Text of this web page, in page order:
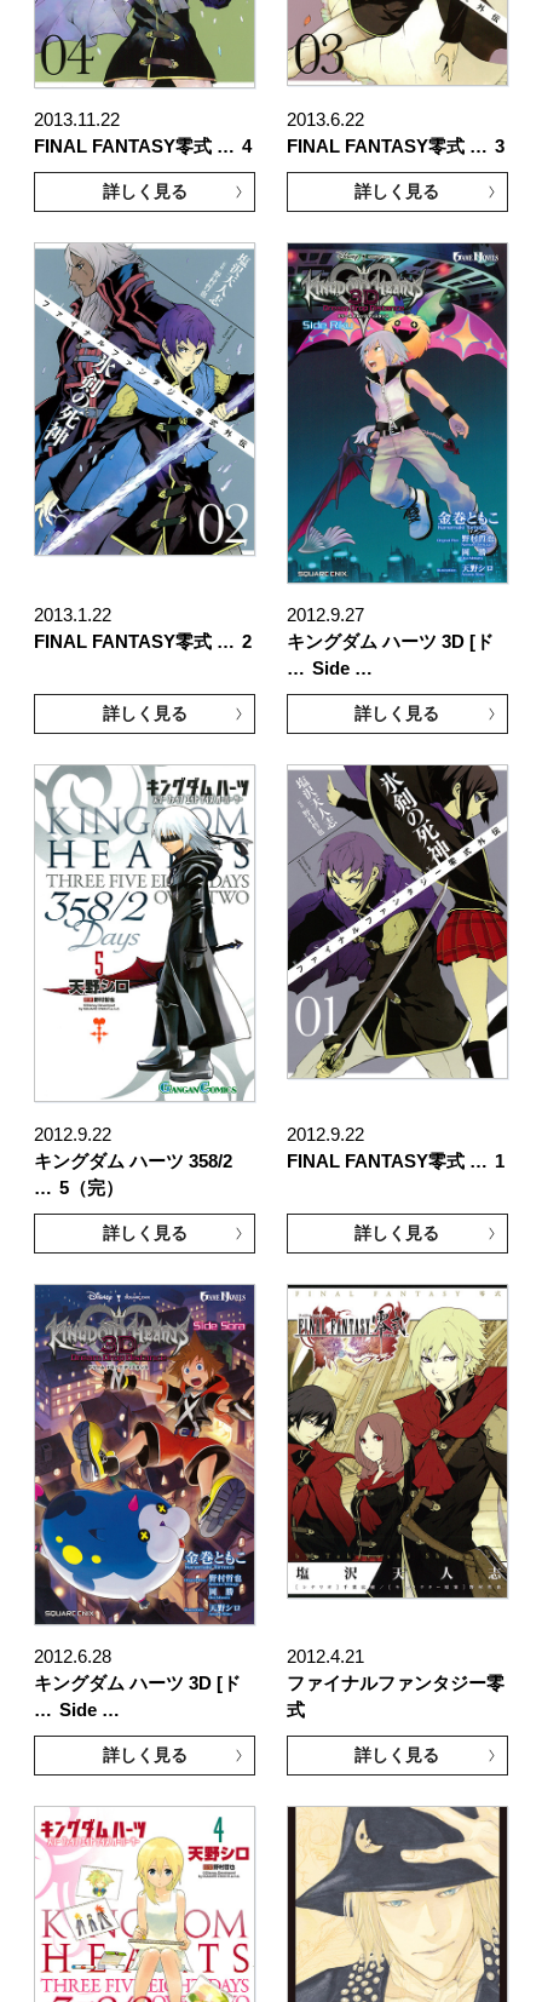
2013.11.22
FINAL FANTASY零式 … 4
詳しく見る
2013.6.22
FINAL FANTASY零式 … 3
詳しく見る
2013.1.22
FINAL FANTASY零式 … 2
詳しく見る
2012.9.27
キングダム ハーツ 3D [ド
… Side …
詳しく見る
2012.9.22
キングダム ハーツ 358/2
… 5（完）
詳しく見る
2012.9.22
FINAL FANTASY零式 … 1
詳しく見る
2012.6.28
キングダム ハーツ 3D [ド
… Side …
詳しく見る
2012.4.21
ファイナルファンタジー零
式
詳しく見る